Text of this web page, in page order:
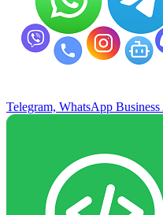
Telegram, WhatsApp